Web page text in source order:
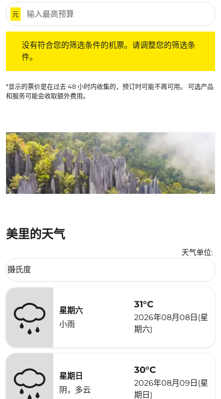
元
没有符合您的筛选条件的机票。请调整您的筛选条
件。
*显示的票价是在过去 48 小时内收集的，预订时可能不再可用。 可选产品
和服务可能会收取额外费用。
美里的天气
天气单位:
Weather unit option 摄氏度 Selected
摄氏度
keyboard_arrow_down
星期六
小雨
31°C
2026年08月08日(星
期六)
星期日
阴，多云
30°C
2026年08月09日(星
期日)